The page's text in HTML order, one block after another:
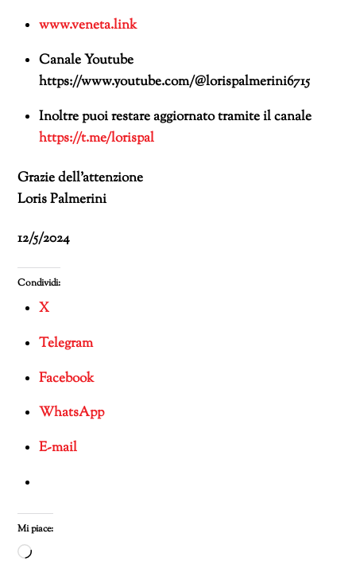
www.veneta.link
Canale Youtube
https://www.youtube.com/@lorispalmerini6715
Inoltre puoi restare aggiornato tramite il canale
https://t.me/lorispal
Grazie dell’attenzione
Loris Palmerini
12/5/2024
Condividi:
X
Telegram
Facebook
WhatsApp
E-mail
Mi piace:
Caricamento